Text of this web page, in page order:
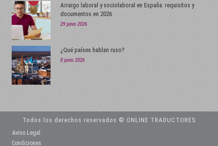
Arraigo laboral y sociolaboral en España: requisitos y
documentos en 2026
29 junio 2026
¿Qué países hablan ruso?
8 junio 2026
Todos los derechos reservados © ONLINE TRADUCTORES
Aviso Legal
Condiciones